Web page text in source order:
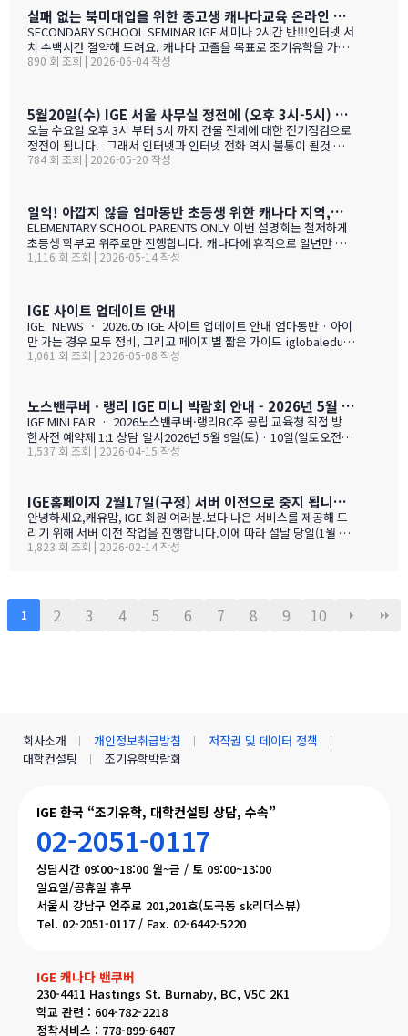
신청서에서 바로 신청하세요 사전등록 혜택 미리 신청하면 이런 혜택
이 있습니다 혜택 1 신청비 전액 면제 학생당 약 CAD $200~300 수
속 신청비 면제 혜택 2 인기 공립학교 우선 배정 …
실패 없는 북미대입을 위한 중고생 캐나다교육 온라인 ZOOM 설명회 6월 16일(화)
SECONDARY SCHOOL SEMINAR IGE 세미나 2시간 반!!!인터넷 서
치 수백시간 절약해 드려요. 캐나다 고졸을 목표로 조기유학을 가지
는 않죠. 어떤 경우에도 중요한 것은 대학!!! 20년간 캐나다 조기유학
도 참가 가능합니다. 한국과 캐나다 부모님들의 궁금증과 고민을 같
이 공유할 수 있습니다. …
890 회 조회 | 2026-06-04 작성
5월20일(수) IGE 서울 사무실 정전에 (오후 3시-5시) 따른 상담 업무 불가 안내
오늘 수요일 오후 3시 부터 5시 까지 건물 전체에 대한 전기점검으로
정전이 됩니다. 그래서 인터넷과 인터넷 전화 역시 불통이 될것 입니
다. PC로 사용 하는 카카오톡 역시 불통이 될것 입니다. 전화,카카오
내드리겟습니다.
784 회 조회 | 2026-05-20 작성
일억! 아깝지 않을 엄마동반 초등생 위한 캐나다 지역,학교 선택 설명회 5월28(목)
ELEMENTARY SCHOOL PARENTS ONLY 이번 설명회는 철저하게
초등생 학부모 위주로만 진행합니다. 캐나다에 휴직으로 일년만 가
야 하는 가족, 초등생 영어교육 · 북미체험 · 가족 휴식을 위해 캐나
1,116 회 조회 | 2026-05-14 작성
IGE 사이트 업데이트 안내
IGE NEWS · 2026.05 IGE 사이트 업데이트 안내 엄마동반 · 아이
만 가는 경우 모두 정비, 그리고 페이지별 짧은 가이드 iglobaleduca
tion.org 가 새로 업데이트되었습니다. 이번에는 "엄마동반"과 "아
학비 + 2베드 기준 렌트비 + 자녀 한 명 기준 생활비를 모두 합친 1년
예산을 교육청별로 비교해 보실 수 있습니다. 추천 사립학교와 유학
맘들의 리얼한 후기도 같은 페이지에 함께 모았습니다. 자녀가 혼자
가는 경우, 홈스테이·보딩스쿨·관리형 세 가지 형태를 한 …
1,061 회 조회 | 2026-05-08 작성
노스밴쿠버 · 랭리 IGE 미니 박람회 안내 - 2026년 5월 9일(토) · 10일(일)
IGE MINI FAIR · 2026노스밴쿠버·랭리BC주 공립 교육청 직접 방
한사전 예약제 1:1 상담 일시2026년 5월 9일(토) · 10일(일토오전 1
1시 — 오후 3시장소IGE 도곡동 사무실서울시 강남구 언주로 201, 2
가등록 폼으로 이동합니다SECTION 01 · 방한 교육청노스밴쿠버
교육청NORTH VANCOUVER · SD 44 밴쿠버 다운타운에서 Lions
Gate Bridge를 건너면 20분 내로 도착하는 근교 주거 중심 지역입
니다. 산·바다·숲이 어우러진 자연환경과, 밴쿠버 메트로 지역 중 가
1,537 회 조회 | 2026-04-15 작성
IGE홈페이지 2월17일(구정) 서버 이전으로 중지 됩니다.- 이해 부탁 드리며
안녕하세요,캐유맘, IGE 회원 여러분.보다 나은 서비스를 제공해 드
리기 위해 서버 이전 작업을 진행합니다.이에 따라 설날 당일(1월 29
일) 오전 중 IGE 홈페이지(iglobaleducation.org) 접속이 일시적으
GE (I Global Education)
1,823 회 조회 | 2026-02-14 작성
1 2 3 4 5 6 7 8 9 10
IGE 한국 “조기유학, 대학컨설팅 상담, 수속”
02-2051-0117
상담시간 09:00~18:00 월~금 / 토 09:00~13:00
일요일/공휴일 휴무
서울시 강남구 언주로 201,201호(도곡동 sk리더스뷰)
Tel. 02-2051-0117 / Fax. 02-6442-5220
IGE 캐나다 밴쿠버
230-4411 Hastings St. Burnaby, BC, V5C 2K1
학교 관련 : 604-782-2218
정착서비스 : 778-899-6487
회사소개 개인정보취급방침
저작권 및 데이터 정책
대학컨설팅
조기유학박람회